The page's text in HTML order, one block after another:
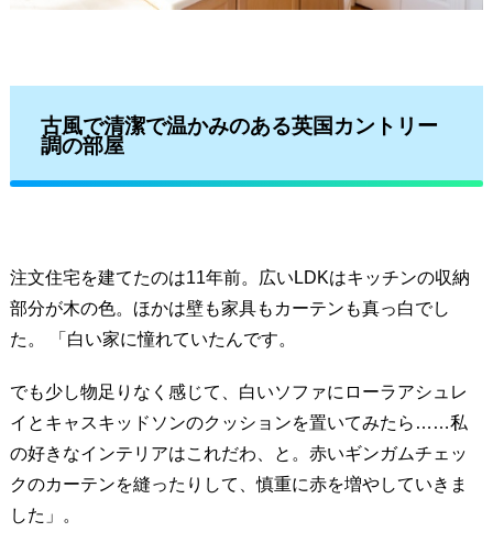
古風で清潔で温かみのある英国カントリー
調の部屋
注文住宅を建てたのは11年前。広いLDKはキッチンの収納
部分が木の色。ほかは壁も家具もカーテンも真っ白でし
た。 「白い家に憧れていたんです。
でも少し物足りなく感じて、白いソファにローラアシュレ
イとキャスキッドソンのクッションを置いてみたら……私
の好きなインテリアはこれだわ、と。赤いギンガムチェッ
クのカーテンを縫ったりして、慎重に赤を増やしていきま
した」。